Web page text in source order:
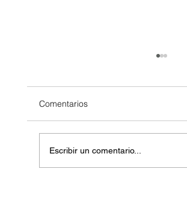
Comentarios
Escribir un comentario...